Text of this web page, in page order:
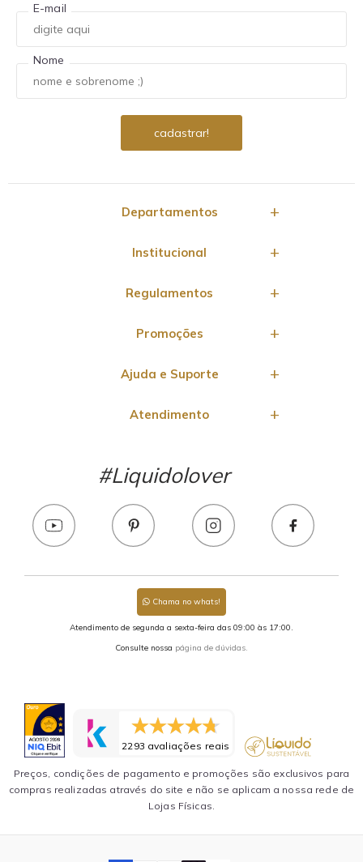
E-mail
Nome
Departamentos
Institucional
Regulamentos
Promoções
Ajuda e Suporte
Atendimento
#Liquidolover
Chama no whats!
Atendimento de segunda a sexta-feira das 09:00 às 17:00.
Consulte nossa página de dúvidas.
2293 avaliações reais
Preços, condições de pagamento e promoções são exclusivos para
compras realizadas através do site e não se aplicam a nossa rede de
Lojas Físicas.